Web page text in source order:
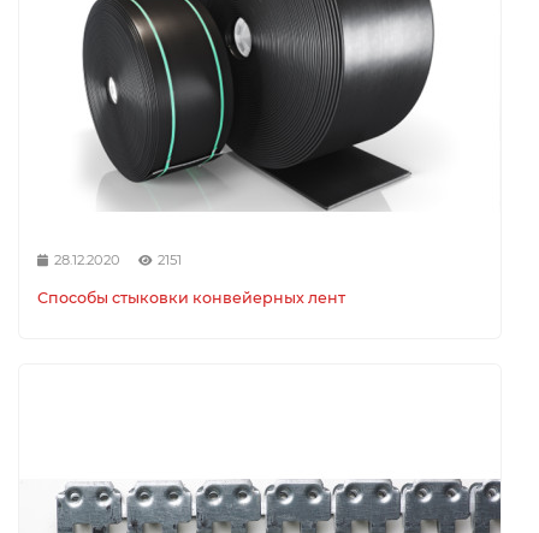
28.12.2020 2151
Способы стыковки конвейерных лент